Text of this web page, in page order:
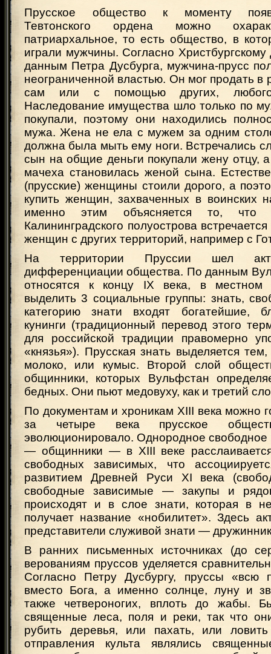
Прусское общество к моменту
Тевтонского ордена можно
патриархальное, то есть общество, в
играли мужчины. Согласно Христбургскому
данным Петра Дусбурга, мужчина-прусс
неограниченной властью. Он мог продать в
сам или с помощью других,
Наследование имущества шло только по
покупали, поэтому они находились
мужа. Жена не ела с мужем за одним
должна была мыть ему ноги. Встречались
сын на общие деньги покупали жену отцу,
мачеха становилась женой сына.
(прусские) женщины стоили дорого, а
купить женщин, захваченных в воинских
именно этим объясняется то, что
Калининградского полуострова
женщин с других территорий, например с
На территории Пруссии шел
дифференциации общества. По данным
относятся к концу IX века, в местном
выделить 3 социальные группы: знать,
категорию знати входят богатейшие,
кунинги (традиционный перевод этого
для российской традиции правомерно
«князья»). Прусская знать выделяется
молоко, или кумыс. Второй слой
общинники, которых Вульфстан
бедных. Они пьют медовуху, как и третий
По документам и хроникам XIII века можно
за четыре века прусское
эволюционировало. Однородное свободное
— общинники — в XIII веке
свободных зависимых, что
развитием Древней Руси XI века
свободные зависимые — закупы и
происходят и в слое знати, которая в
получает название «нобилитет». Здесь
представители служивой знати —
В ранних письменных источниках (до
верованиям пруссов уделяется
Согласно Петру Дусбургу, пруссы «всю
вместо Бога, а именно солнце, луну и
также четвероногих, вплоть до жабы.
священные леса, поля и реки, так что
рубить деревья, или пахать, или
отправления культа являлись